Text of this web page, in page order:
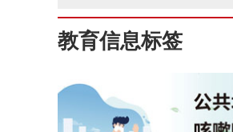
教育信息标签